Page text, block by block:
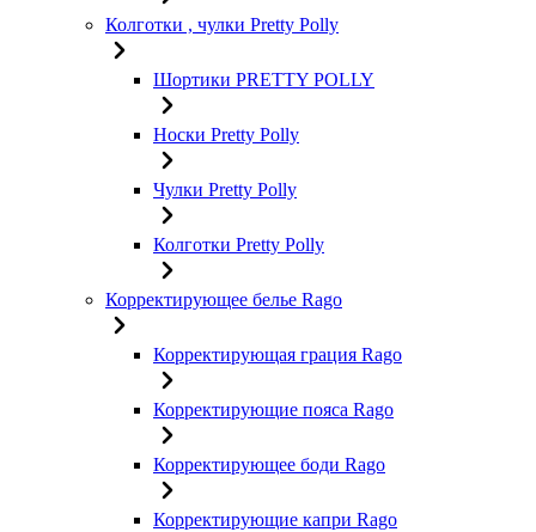
Колготки , чулки Pretty Polly
Шортики PRETTY POLLY
Носки Pretty Polly
Чулки Pretty Polly
Колготки Pretty Polly
Корректирующее белье Rago
Корректирующая грация Rago
Корректирующие пояса Rago
Корректирующее боди Rago
Корректирующие капри Rago